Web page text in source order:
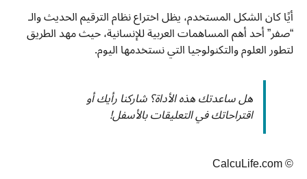
أيًا كان الشكل المستخدم، يظل اختراع نظام الترقيم الحديث والـ
“صفر” أحد أهم المساهمات العربية للإنسانية، حيث مهد الطريق
لتطور العلوم والتكنولوجيا التي نستخدمها اليوم.
هل ساعدتك هذه الأداة؟ شاركنا رأيك أو
اقتراحاتك في التعليقات بالأسفل!
© CalcuLife.com